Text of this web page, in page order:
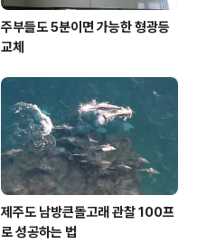
주부들도 5분이면 가능한 형광등
교체
제주도 남방큰돌고래 관찰 100프
로 성공하는 법